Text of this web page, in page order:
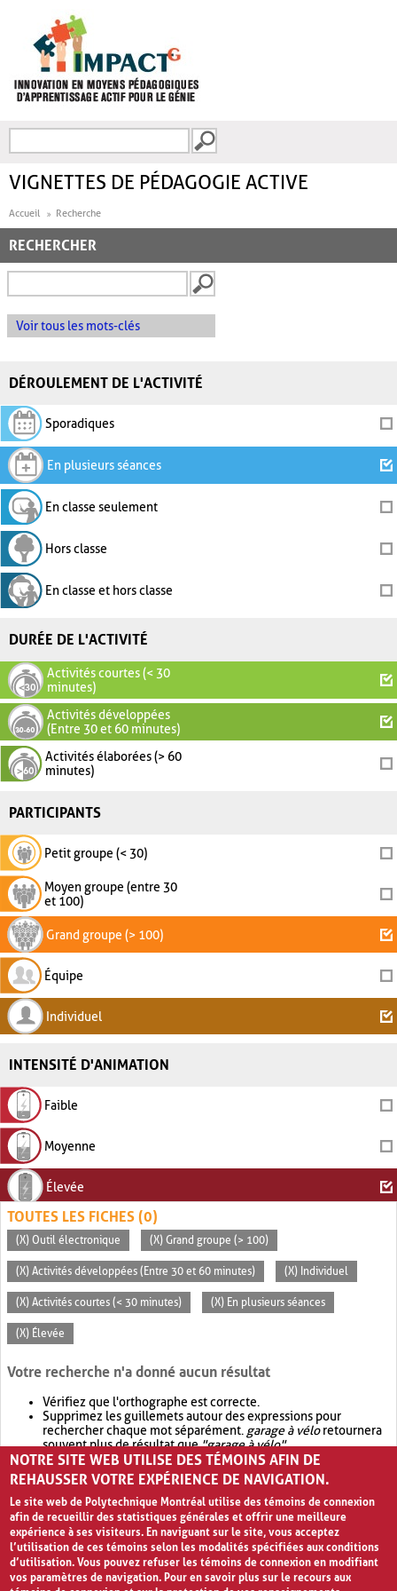
FORMULAIRE DE
VIGNETTES DE PÉDAGOGIE ACTIVE
Accueil Recherche
RECHERCHER
Voir tous les mots-clés
DÉROULEMENT DE L'ACTIVITÉ
Sporadiques
En plusieurs séances
En classe seulement
Hors classe
En classe et hors classe
DURÉE DE L'ACTIVITÉ
Activités courtes (< 30
minutes)
Activités développées
(Entre 30 et 60 minutes)
Activités élaborées (> 60
minutes)
PARTICIPANTS
Petit groupe (< 30)
Moyen groupe (entre 30
et 100)
Grand groupe (> 100)
Équipe
Individuel
INTENSITÉ D'ANIMATION
Faible
Moyenne
Élevée
TOUTES LES FICHES (0)
(X) Outil électronique (X) Grand groupe (> 100)
(X) Activités développées (Entre 30 et 60 minutes) (X) Individuel
(X) Activités courtes (< 30 minutes) (X) En plusieurs séances
(X) Élevée
Votre recherche n'a donné aucun résultat
Vérifiez que l'orthographe est correcte.
Supprimez les guillemets autour des expressions pour
rechercher chaque mot séparément. garage à véloretournera
souvent plus de résultat que"garage à vélo".
Envisagez d'élargir votre recherche avec OR.garage OR vélo
retournera souvent plus de résultat quegarage à vélo
NOTRE SITE WEB UTILISE DES TÉMOINS AFIN DE
REHAUSSER VOTRE EXPÉRIENCE DE NAVIGATION.
Le site web de Polytechnique Montréal utilise des témoins de connexion
afin de recueillir des statistiques générales et offrir une meilleure
expérience à ses visiteurs. En naviguant sur le site, vous acceptez
l’utilisation de ces témoins selon les modalités spécifiées aux conditions
d’utilisation. Vous pouvez refuser les témoins de connexion en modifiant
vos paramètres de navigation. Pour en savoir plus sur le recours aux